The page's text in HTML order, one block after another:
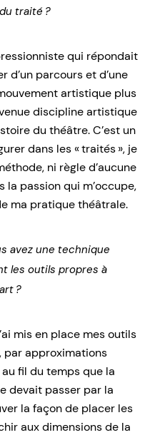
traité ?
qui répondait
d’un parcours et d’une
artistique plus
discipline artistique
du théâtre. C’est un
dans les « traités », je
ni règle d’aucune
la passion qui m’occupe,
ma pratique théâtrale.
avez une technique
les outils propres à
?
mis en place mes outils
par approximations
au fil du temps que la
devait passer par la
la façon de placer les
aux dimensions de la